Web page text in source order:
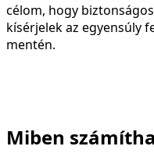
célom, hogy
kísérjelek az egyensúly
mentén.
Miben